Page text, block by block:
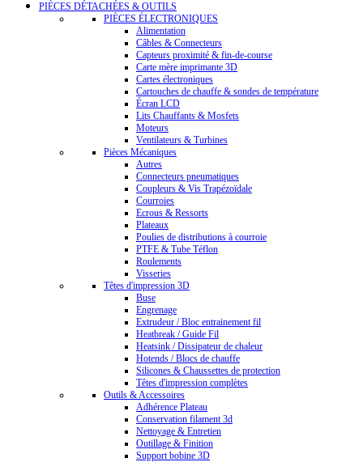
PIÈCES DÉTACHÉES & OUTILS
PIÈCES ÉLECTRONIQUES
Alimentation
Câbles & Connecteurs
Capteurs proximité & fin-de-course
Carte mère imprimante 3D
Cartes électroniques
Cartouches de chauffe & sondes de température
Écran LCD
Lits Chauffants & Mosfets
Moteurs
Ventilateurs & Turbines
Pièces Mécaniques
Autres
Connecteurs pneumatiques
Coupleurs & Vis Trapézoïdale
Courroies
Ecrous & Ressorts
Plateaux
Poulies de distributions à courroie
PTFE & Tube Téflon
Roulements
Visseries
Têtes d'impression 3D
Buse
Engrenage
Extrudeur / Bloc entrainement fil
Heatbreak / Guide Fil
Heatsink / Dissipateur de chaleur
Hotends / Blocs de chauffe
Silicones & Chaussettes de protection
Têtes d'impression complètes
Outils & Accessoires
Adhérence Plateau
Conservation filament 3d
Nettoyage & Entretien
Outillage & Finition
Support bobine 3D